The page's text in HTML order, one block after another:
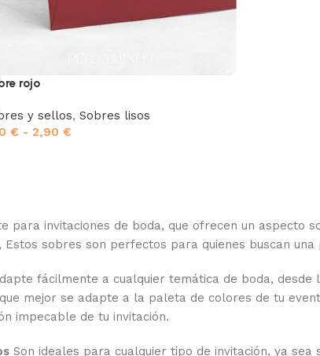
rojo
y sellos, Sobres lisos
€ - 2,90 €
para invitaciones de boda, que ofrecen un aspecto
, Estos sobres son perfectos para quienes buscan
fácilmente a cualquier temática de boda,
mejor se adapte a la paleta de colores de tu
impecable de tu invitación.
Son ideales para cualquier tipo de invitación, ya